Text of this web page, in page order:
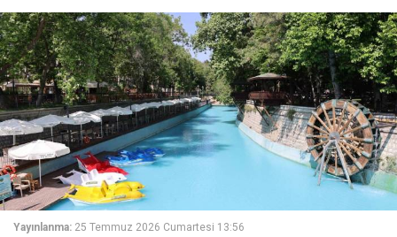
Yayınlanma: 25 Temmuz 2026 Cumartesi 13:56